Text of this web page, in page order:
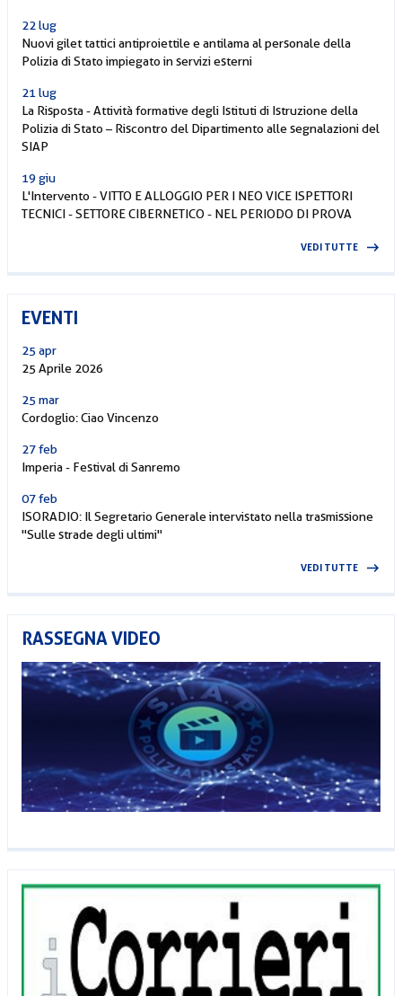
22 lug
Nuovi gilet tattici antiproiettile e antilama al personale della
Polizia di Stato impiegato in servizi esterni
21 lug
La Risposta - Attività formative degli Istituti di Istruzione della
Polizia di Stato – Riscontro del Dipartimento alle segnalazioni del
SIAP
19 giu
L'Intervento - VITTO E ALLOGGIO PER I NEO VICE ISPETTORI
TECNICI - SETTORE CIBERNETICO - NEL PERIODO DI PROVA
VEDI TUTTE
EVENTI
25 apr
25 Aprile 2026
25 mar
Cordoglio: Ciao Vincenzo
27 feb
Imperia - Festival di Sanremo
07 feb
ISORADIO: Il Segretario Generale intervistato nella trasmissione
"Sulle strade degli ultimi"
VEDI TUTTE
RASSEGNA VIDEO